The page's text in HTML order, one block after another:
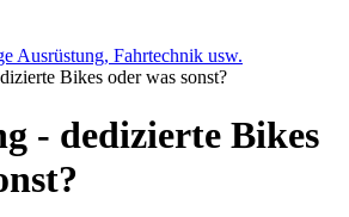
Ausrüstung, Fahrtechnik usw.
Bikes oder was sonst?
- dedizierte Bikes